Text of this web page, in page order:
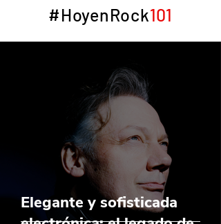
#HoyenRock101
Elegante y sofisticada